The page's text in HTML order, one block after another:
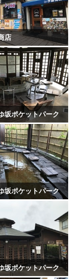
店
坂ポケットパーク
坂ポケットパーク
坂ポケットパーク